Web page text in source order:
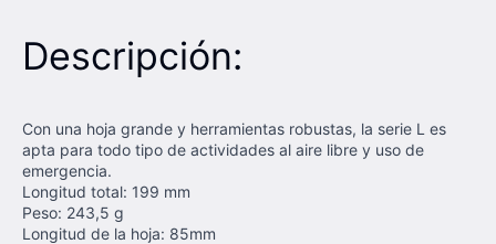
Descripción:
Con una hoja grande y herramientas robustas, la serie L es
apta para todo tipo de actividades al aire libre y uso de
emergencia.
Longitud total: 199 mm
Peso: 243,5 g
Longitud de la hoja: 85mm